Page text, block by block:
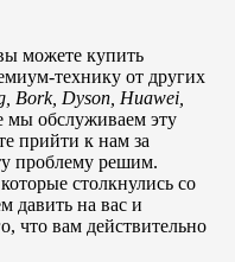
можете купить
технику от других
Bork, Dyson, Huawei,
обслуживаем эту
прийти к нам за
проблему решим.
столкнулись со
давить на вас и
что вам действительно